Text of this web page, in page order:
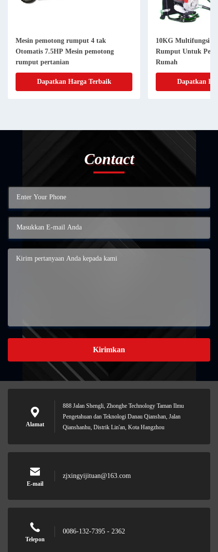
Mesin pemotong rumput 4 tak
Otomatis 7.5HP Mesin pemotong
rumput pertanian
Dapatkan Harga Terbaik
10KG Multifungsi
Rumput Untuk
Rumah
Dapatkan
Contact
Kirimkan
Alamat
888 Jalan Shengli, Zhonghe Technology Taman Ilmu
Pengetahuan dan Teknologi Danau Qianshan, Jalan
Qianshanhu, Distrik Lin'an, Kota Hangzhou
E-mail
zjxingyijituan@163.com
Telepon
0086-132-7395 - 2362